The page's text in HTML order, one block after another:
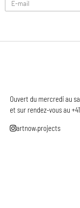
Ouvert du mercredi au
et sur rendez-vous au
artnow.projects